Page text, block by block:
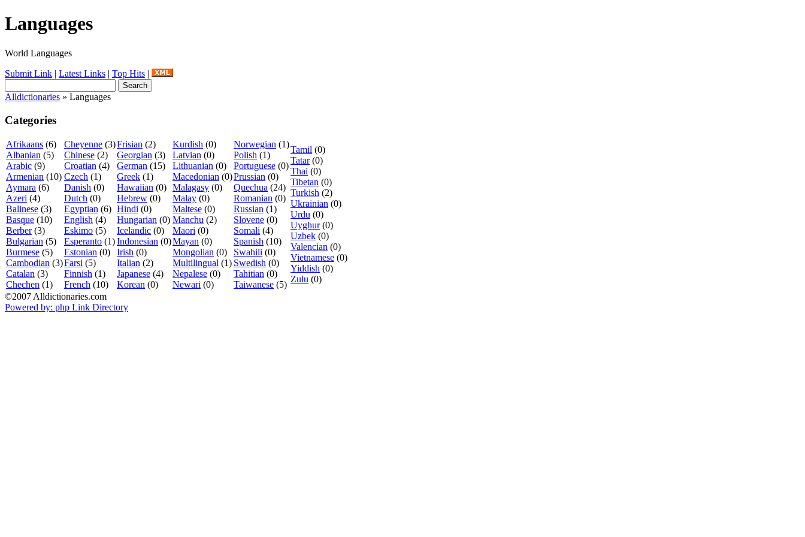
Languages
World Languages
Submit Link | Latest Links | Top Hits |
Alldictionaries » Languages
Categories
Afrikaans (6)
Albanian (5)
Arabic (9)
Armenian (10)
Aymara (6)
Azeri (4)
Balinese (3)
Basque (10)
Berber (3)
Bulgarian (5)
Burmese (5)
Cambodian (3)
Catalan (3)
Chechen (1)
Cheyenne (3)
Chinese (2)
Croatian (4)
Czech (1)
Danish (0)
Dutch (0)
Egyptian (6)
English (4)
Eskimo (5)
Esperanto (1)
Estonian (0)
Farsi (5)
Finnish (1)
French (10)
Frisian (2)
Georgian (3)
German (15)
Greek (1)
Hawaiian (0)
Hebrew (0)
Hindi (0)
Hungarian (0)
Icelandic (0)
Indonesian (0)
Irish (0)
Italian (2)
Japanese (4)
Korean (0)
Kurdish (0)
Latvian (0)
Lithuanian (0)
Macedonian (0)
Malagasy (0)
Malay (0)
Maltese (0)
Manchu (2)
Maori (0)
Mayan (0)
Mongolian (0)
Multilingual (1)
Nepalese (0)
Newari (0)
Norwegian (1)
Polish (1)
Portuguese (0)
Prussian (0)
Quechua (24)
Romanian (0)
Russian (1)
Slovene (0)
Somali (4)
Spanish (10)
Swahili (0)
Swedish (0)
Tahitian (0)
Taiwanese (5)
Tamil (0)
Tatar (0)
Thai (0)
Tibetan (0)
Turkish (2)
Ukrainian (0)
Urdu (0)
Uyghur (0)
Uzbek (0)
Valencian (0)
Vietnamese (0)
Yiddish (0)
Zulu (0)
©2007 Alldictionaries.com
Powered by: php Link Directory